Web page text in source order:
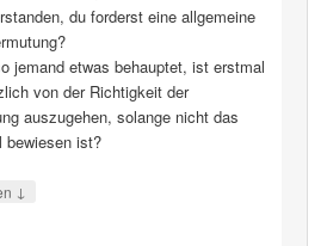
du forderst eine allgemeine
jemand etwas behauptet, ist erstmal
von der Richtigkeit der
auszugehen, solange nicht das
bewiesen ist?
↓